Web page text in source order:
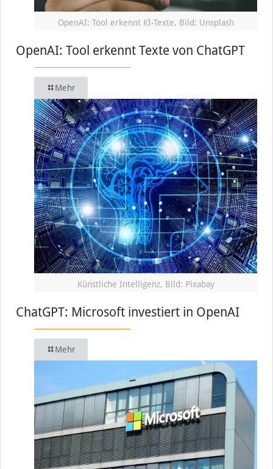
OpenAI: Tool erkennt KI-Texte, Bild: Unsplash
OpenAI: Tool erkennt Texte von ChatGPT
Mehr
Künstliche Intelligenz, Bild: Pixabay
ChatGPT: Microsoft investiert in OpenAI
Mehr